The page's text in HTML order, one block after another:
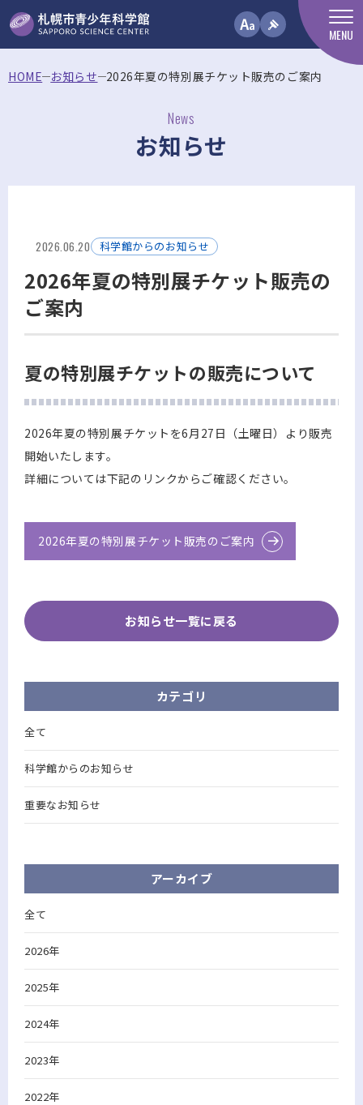
MENU
HOME お知らせ 2026年夏の特別展チケット販売のご案内
News
お知らせ
2026.06.20 科学館からのお知らせ
2026年夏の特別展チケット販売の
ご案内
夏の特別展チケットの販売について
2026年夏の特別展チケットを6月27日（土曜日）より販売
開始いたします。
詳細については下記のリンクからご確認ください。
2026年夏の特別展チケット販売のご案内
お知らせ一覧に戻る
カテゴリ
全て
科学館からのお知らせ
重要なお知らせ
アーカイブ
全て
2026年
2025年
2024年
2023年
2022年